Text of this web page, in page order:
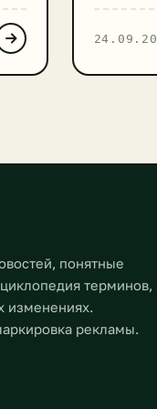
он может
понятные
терминов,
изменениях.
рекламы.